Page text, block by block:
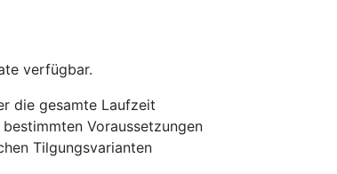
verfügbar.
die gesamte Laufzeit
bestimmten Voraussetzungen
Tilgungsvarianten